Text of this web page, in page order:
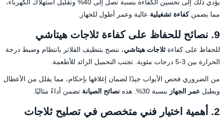
يؤدي ذلك إلى تحسين الكفاءة بنسبة تصل إلى 40% وتقليل استهلاك الكهرباء،
مما يضمنكفاءة تشغيلية عالية وعمر أطول للجهاز.
9. نصائح للحفاظ على كفاءة ثلاجات هيتاشي
للحفاظ على كفاءة ثلاجات هيتاشي، ننصح بتنظيف الفلاتر بانتظام وضبط درجة
الحرارة بين 3-5 درجات مئوية. تجنب التحميل الزائد للأطعمة.
من الضروري فحص الأبواب جيدًا لضمان إغلاقها بإحكام، مما يقلل من الأعطال
ويطيل عمر الجهاز بنسبة 30%. هذه نصائح الصيانة تضمن أداءً مثاليًا.
2. أهمية اختيار فني متخصص في تصليح ثلاجات